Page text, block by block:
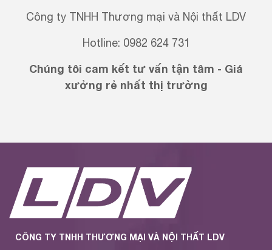
Công ty TNHH Thương mại và Nội thất LDV
Hotline: 0982 624 731
Chúng tôi cam kết tư vấn tận tâm - Giá
xưởng rẻ nhất thị trường
CÔNG TY TNHH THƯƠNG MẠI VÀ NỘI THẤT LDV